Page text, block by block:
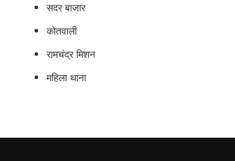
सदर बाजार
कोतवाली
रामचंद्र मिशन
महिला थाना